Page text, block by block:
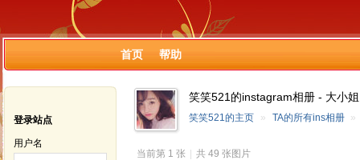
首页 帮助
登录站点
用户名
笑笑521的instagram相册 - 大小姐
笑笑521的主页 » TA的所有ins相册 »
当前第 1 张 共 49 张图片